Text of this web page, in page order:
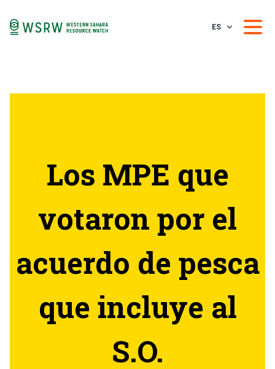
ES
Los MPE que
votaron por el
acuerdo de pesca
que incluye al
S.O.